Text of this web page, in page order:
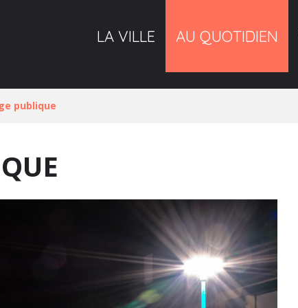
LA VILLE AU QUOTIDIEN
publique